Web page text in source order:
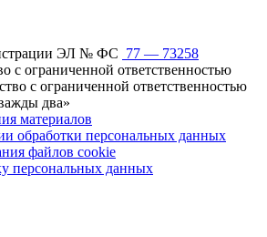
ЭЛ № ФС 77 — 73258
с ограниченной ответственностью
с ограниченной ответственностью
два»
материалов
обработки персональных данных
файлов cookie
персональных данных